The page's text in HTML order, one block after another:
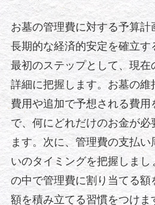
お墓の管理費に対する予算計
長期的な経済的安定を確立す
最初のステップとして、現在
詳細に把握します。お墓の維
費用や追加で予想される費用
で、何にどれだけのお金が必
ます。次に、管理費の支払
いのタイミングを把握しま
の中で管理費に割り当てる額
額を積み立てる習慣をつけま